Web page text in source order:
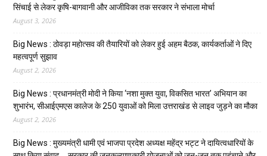
सिंचाई से लेकर कृषि-बागवानी और आजीविका तक सरकार ने संभाला मोर्चा
August 3, 2026
Big News : ठोवड़ा महोत्सव की तैयारियों को लेकर हुई अहम बैठक, कार्यकर्ताओं ने दिए
महत्वपूर्ण सुझाव
August 2, 2026
Big News : प्रधानमंत्री मोदी ने किया ‘नशा मुक्त युवा, विकसित भारत’ अभियान का
शुभारंभ, सीआईएमएस कालेज के 250 युवाओं को मिला उत्तराखंड से लाइव जुड़ने का मौका
August 2, 2026
Big News : मुख्यमंत्री धामी एवं भाजपा प्रदेश अध्यक्ष महेंद्र भट्ट ने दायित्वधारियों के